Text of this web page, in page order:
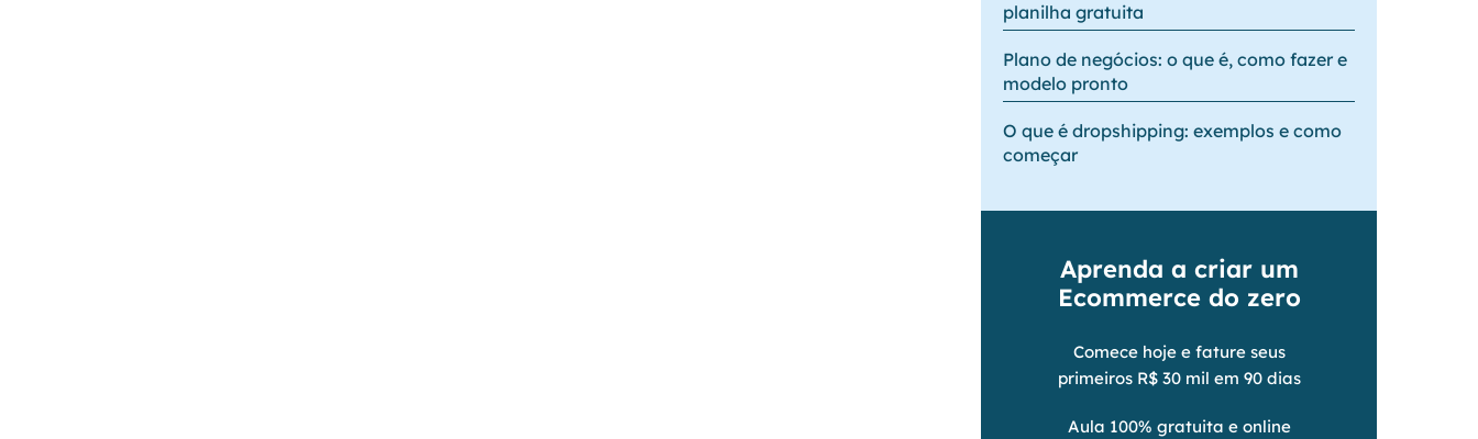
planilha gratuita
Plano de negócios: o que é, como fazer e
modelo pronto
O que é dropshipping: exemplos e como
começar
Aprenda a criar um
Ecommerce do zero
Comece hoje e fature seus
primeiros R$ 30 mil em 90 dias
Aula 100% gratuita e online